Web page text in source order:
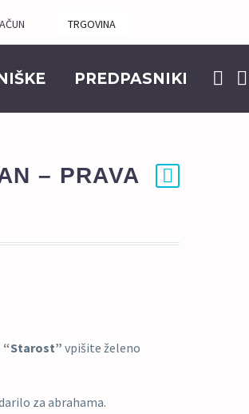
TRGOVINA
PREDPASNIKI
– PRAVA
“Starost” vpišite želeno
za abrahama.